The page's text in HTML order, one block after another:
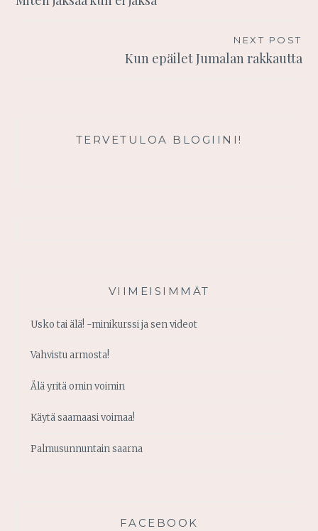
selaus
NEXT POST
Kun epäilet Jumalan rakkautta
TERVETULOA BLOGIINI!
VIIMEISIMMÄT
Usko tai älä! -minikurssi ja sen videot
Vahvistu armosta!
Älä yritä omin voimin
Käytä saamaasi voimaa!
Palmusunnuntain saarna
FACEBOOK